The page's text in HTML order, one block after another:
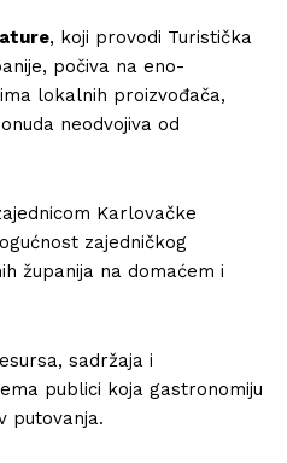
, koji provodi Turistička
počiva na eno-
lokalnih proizvođača,
neodvojiva od
Karlovačke
zajedničkog
županija na domaćem i
sadržaja i
publici koja gastronomiju
putovanja.